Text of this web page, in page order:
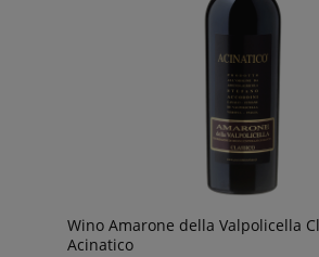
Wino Amarone della Valpolicella
Acinatico